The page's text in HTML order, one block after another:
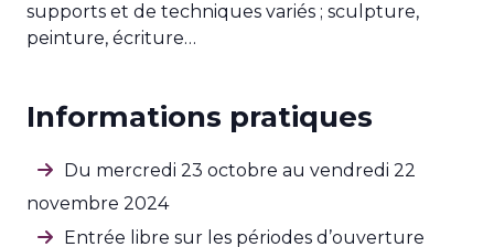
supports et de techniques variés ; sculpture,
peinture, écriture…
Informations pratiques
Du mercredi 23 octobre au vendredi 22
novembre 2024
Entrée libre sur les périodes d’ouverture